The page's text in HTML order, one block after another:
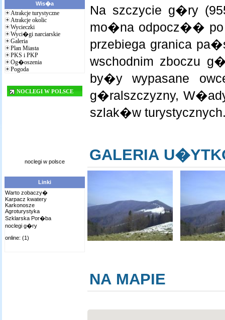
Wis�a
Atrakcje turystyczne
Atrakcje okolic
Wycieczki
Wyci�gi narciarskie
Galeria
Plan Miasta
PKS i PKP
Og�oszenia
Pogoda
NOCLEGI W POLSCE
noclegi w polsce
Linki
Warto zobaczy�
Karpacz kwatery
Karkonosze
Agroturystyka
Szklarska Por�ba
noclegi g�ry
online: (1)
Na szczycie g�ry
mo�na odpocz�� po
przebiega granica
wschodnim zboczu
by�y wypasane
g�ralszczyzny,
szlak�w
GALERIA
NA MAPIE